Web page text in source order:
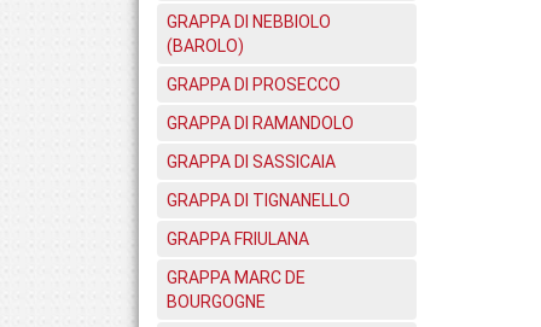
GRAPPA DI NEBBIOLO
(BAROLO)
GRAPPA DI PROSECCO
GRAPPA DI RAMANDOLO
GRAPPA DI SASSICAIA
GRAPPA DI TIGNANELLO
GRAPPA FRIULANA
GRAPPA MARC DE
BOURGOGNE